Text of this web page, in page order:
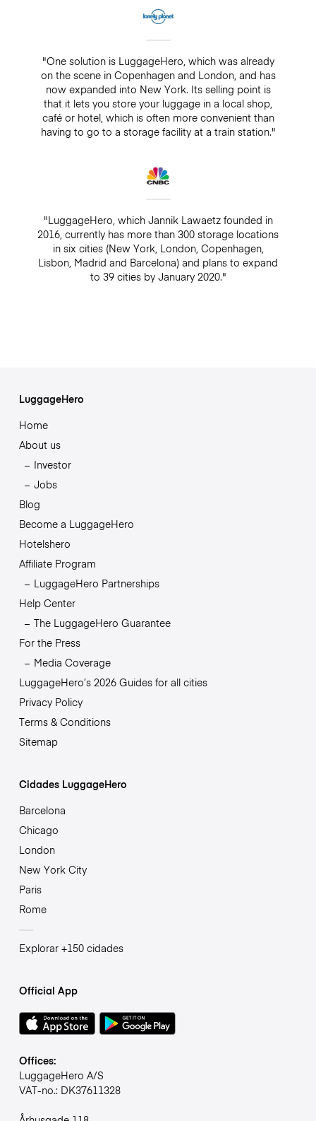
"One solution is LuggageHero, which was already
on the scene in Copenhagen and London, and has
now expanded into New York. Its selling point is
that it lets you store your luggage in a local shop,
café or hotel, which is often more convenient than
having to go to a storage facility at a train station."
"LuggageHero, which Jannik Lawaetz founded in
2016, currently has more than 300 storage locations
in six cities (New York, London, Copenhagen,
Lisbon, Madrid and Barcelona) and plans to expand
to 39 cities by January 2020."
LuggageHero
Home
About us
Investor
Jobs
Blog
Become a LuggageHero
Hotelshero
Affiliate Program
LuggageHero Partnerships
Help Center
The LuggageHero Guarantee
For the Press
Media Coverage
LuggageHero’s 2026 Guides for all cities
Privacy Policy
Terms & Conditions
Sitemap
Cidades LuggageHero
Barcelona
Chicago
London
New York City
Paris
Rome
Explorar +150 cidades
Official App
Offices:
LuggageHero A/S
VAT-no.: DK37611328